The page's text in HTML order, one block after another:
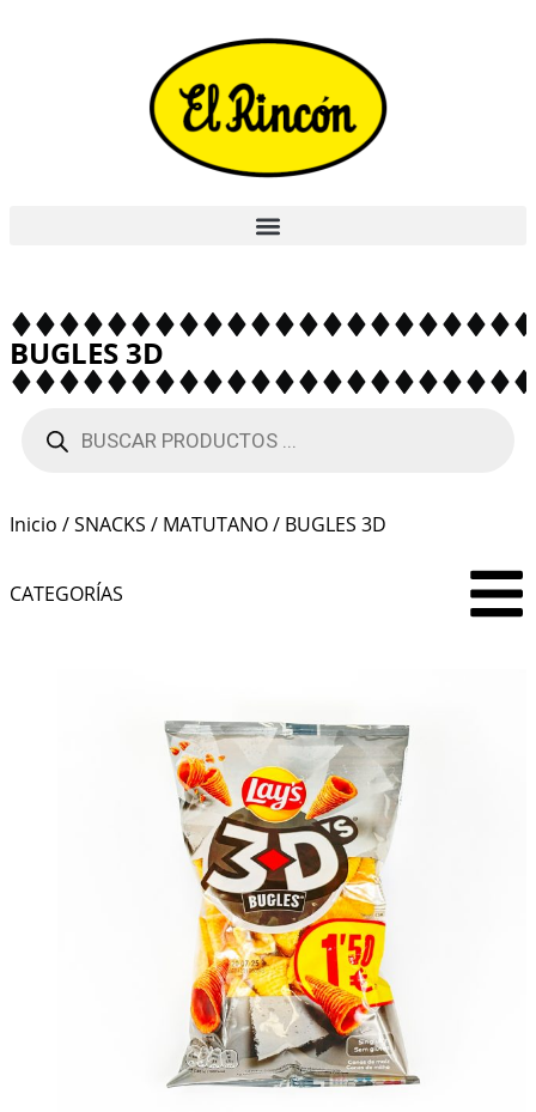
BUGLES 3D
Inicio /SNACKS / MATUTANO/ BUGLES 3D
CATEGORÍAS